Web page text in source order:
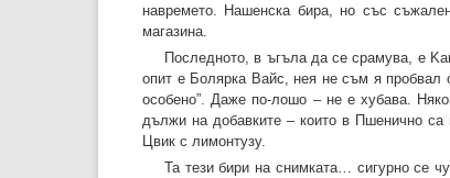
навремето. Нашенска бира, но със
магазина.
Последното, в ъгъла да се срамува, е
опит е Болярка Вайс, нея не съм я
особено”. Даже по-лошо – не е хубава.
дължи на добавките – които в Пшенично
Цвик с лимонтузу.
Та тези бири на снимката… сигурно се